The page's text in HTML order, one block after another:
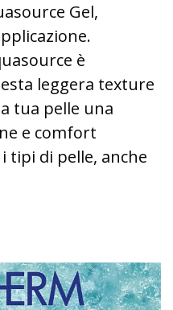
Gel,
è
leggera texture
tua pelle una
e comfort
tipi di pelle, anche